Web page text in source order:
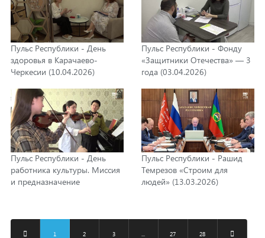
Пульс Республики - День
здоровья в Карачаево-
Черкесии (10.04.2026)
Пульс Республики - Фонду
«Защитники Отечества» — 3
года (03.04.2026)
Пульс Республики - День
работника культуры. Миссия
и предназначение
Пульс Республики - Рашид
Темрезов «Строим для
людей» (13.03.2026)
1 2 3 27 28